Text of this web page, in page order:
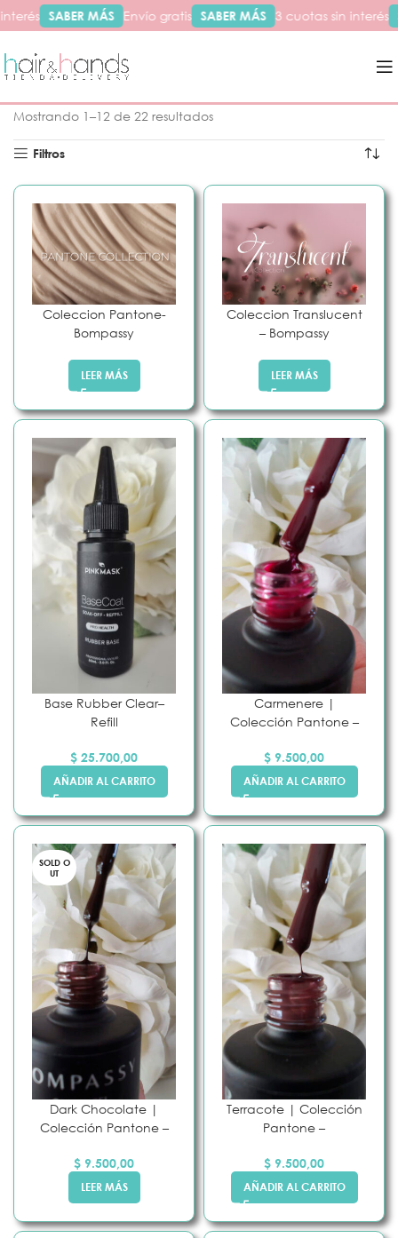
SABER MÁS Envío gratis SABER MÁS 3 cuotas sin interés
Mostrando 1–12 de 22 resultados
Filtros
Coleccion Pantone-
Bompassy
LEER MÁS
Coleccion Translucent
– Bompassy
LEER MÁS
Base Rubber Clear–
Refill
$ 25.700,00
AÑADIR AL CARRITO
Carmenere |
Colección Pantone –
$ 9.500,00
AÑADIR AL CARRITO
SOLD O
UT
Dark Chocolate |
Colección Pantone –
$ 9.500,00
LEER MÁS
Terracote | Colección
Pantone –
$ 9.500,00
AÑADIR AL CARRITO